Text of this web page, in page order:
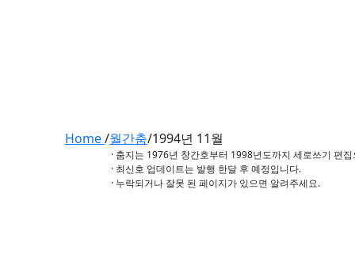
Home/월간춤/1994년 11월
· 춤지는 1976년 창간호부터 1998년도까지 세로쓰기 편
· 최신호 업데이트는 발행 한달 후 예정입니다.
· 누락되거나 잘못 된 페이지가 있으면 알려주세요.